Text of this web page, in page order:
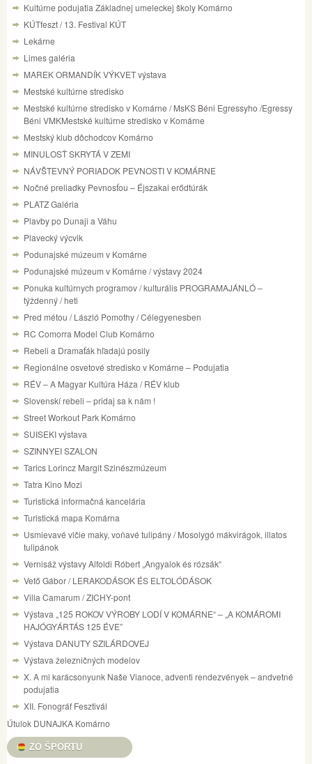
Kultúrne podujatia Základnej umeleckej školy Komárno
KÚTfeszt / 13. Festival KÚT
Lekárne
Limes galéria
MAREK ORMANDÍK VÝKVET výstava
Mestské kultúrne stredisko
Mestské kultúrne stredisko v Komárne / MsKS Béni Egressyho /Egressy
Béni VMKMestské kultúrne stredisko v Komárne
Mestský klub dôchodcov Komárno
MINULOSŤ SKRYTÁ V ZEMI
NÁVŠTEVNÝ PORIADOK PEVNOSTI V KOMÁRNE
Nočné preliadky Pevnosťou – Éjszakai erődtúrák
PLATZ Galéria
Plavby po Dunaji a Váhu
Plavecký výcvik
Podunajské múzeum v Komárne
Podunajské múzeum v Komárne / výstavy 2024
Ponuka kultúrnych programov / kulturális PROGRAMAJÁNLÓ –
týždenný / heti
Pred métou / László Pomothy / Célegyenesben
RC Comorra Model Club Komárno
Rebeli a Dramaťák hľadajú posily
Regionálne osvetové stredisko v Komárne – Podujatia
RÉV – A Magyar Kultúra Háza / RÉV klub
Slovenskí rebeli – pridaj sa k nám !
Street Workout Park Komárno
SUISEKI výstava
SZINNYEI SZALON
Tarics Lorincz Margit Szinészmúzeum
Tatra Kino Mozi
Turistická informačná kancelária
Turistická mapa Komárna
Usmievavé vlčie maky, voňavé tulipány / Mosolygó mákvirágok, illatos
tulipánok
Vernisáž výstavy Alfoldi Róbert „Angyalok és rózsák“
Vető Gábor / LERAKODÁSOK ÉS ELTOLÓDÁSOK
Villa Camarum / ZICHY-pont
Výstava „125 ROKOV VÝROBY LODÍ V KOMÁRNE“ – „A KOMÁROMI
HAJÓGYÁRTÁS 125 ÉVE”
Výstava DANUTY SZILÁRDOVEJ
Výstava železničných modelov
X. A mi karácsonyunk Naše Vianoce, adventi rendezvények – andvetné
podujatia
XII. Fonográf Fesztivál
Útulok DUNAJKA Komárno
ZO ŠPORTU